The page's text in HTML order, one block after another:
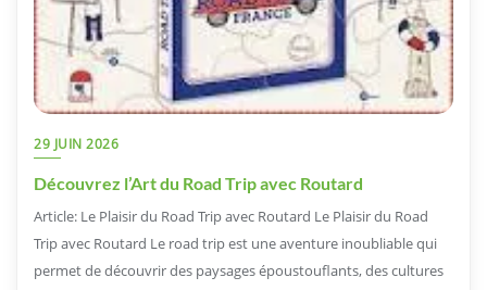
29 JUIN 2026
Découvrez l’Art du Road Trip avec Routard
Article: Le Plaisir du Road Trip avec Routard Le Plaisir du Road
Trip avec Routard Le road trip est une aventure inoubliable qui
permet de découvrir des paysages époustouflants, des cultures